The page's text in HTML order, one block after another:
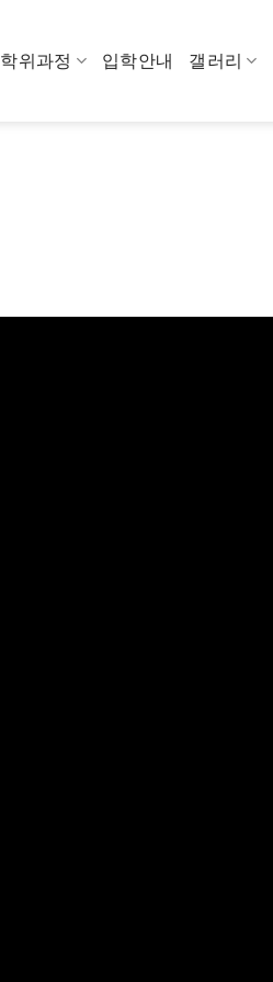
학위과정 입학안내 갤러리